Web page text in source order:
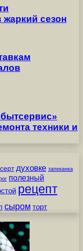
сезон
техники и
духовке запеканка
полезный
рецепт
сыром торт